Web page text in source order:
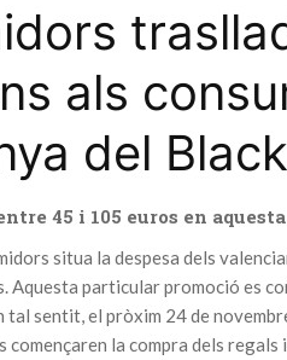
als
del
45 i 105 euros en
situa la despesa dels
Aquesta particular promoció es
tal sentit, el pròxim 24 de
començaren la compra dels